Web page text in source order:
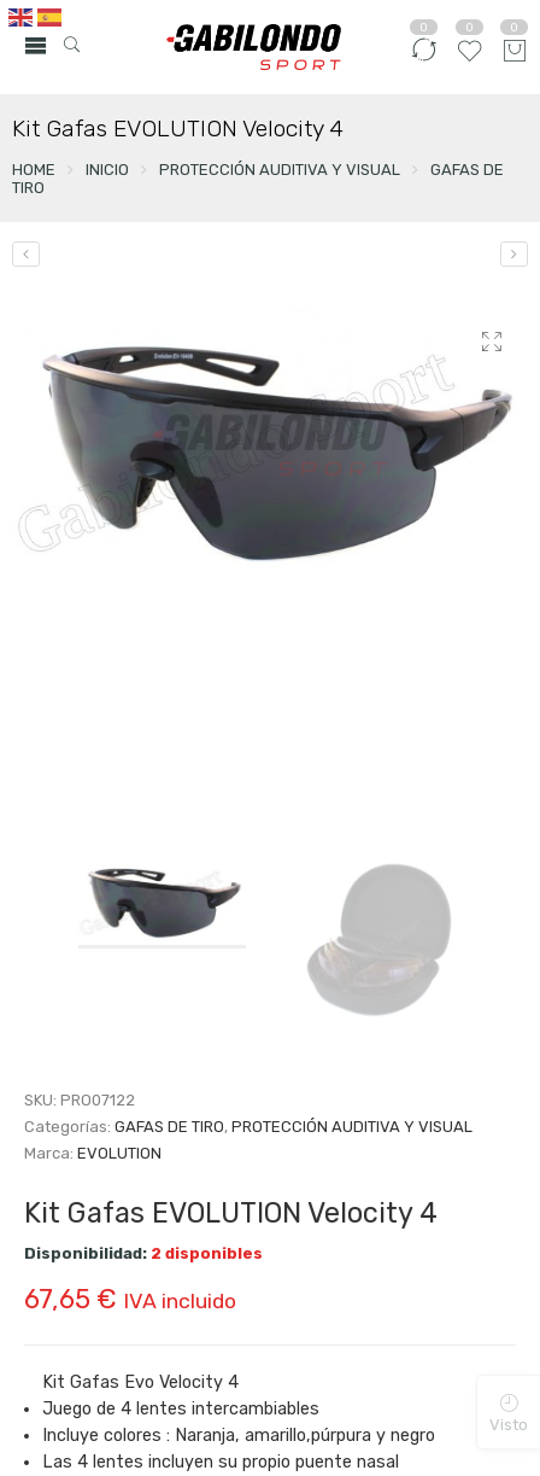
0 0 0
Kit Gafas EVOLUTION Velocity 4
HOME INICIO PROTECCIÓN AUDITIVA Y VISUAL
GAFAS DE
TIRO
SKU: PRO07122
Categorías: GAFAS DE TIRO, PROTECCIÓN AUDITIVA Y VISUAL
Marca: EVOLUTION
Kit Gafas EVOLUTION Velocity 4
Disponibilidad: 2 disponibles
67,65 € IVA incluido
Kit Gafas Evo Velocity 4
Juego de 4 lentes intercambiables
Incluye colores : Naranja, amarillo,púrpura y negro
Las 4 lentes incluyen su propio puente nasal
Visto